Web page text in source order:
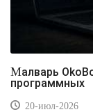
Малварь OkoBot нацелена на владельцев
программных
20-июл-2026